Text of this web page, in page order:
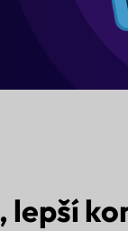
lepší